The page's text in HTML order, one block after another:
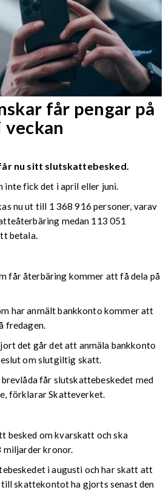
får pengar på
nu sitt slutskattebesked.
inte fick det i april eller juni.
nu ut till 1 368 916 personer, varav
medan 113 051
betala.
får återbäring kommer att få dela på
har anmält bankkonto kommer att
fredagen.
det går det att anmäla bankkonto
om slutgiltig skatt.
får slutskattebeskedet med
förklarar Skatteverket.
besked om kvarskatt och ska
miljarder kronor.
i augusti och har skatt att
skattekontot ha gjorts senast den